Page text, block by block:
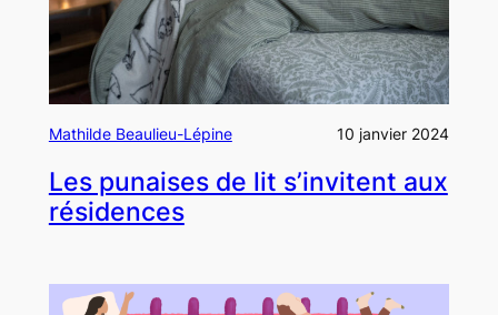
Mathilde Beaulieu-Lépine 10 janvier 2024
Les punaises de lit s’invitent aux
résidences